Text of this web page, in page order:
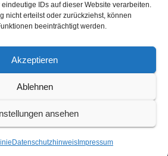
IDs auf dieser Website verarbeiten.
nicht erteilst oder zurückziehst, können
beeinträchtigt werden.
Akzeptieren
Ablehnen
ansehen
Datenschutzhinweis Impressum
mehr lust im leben